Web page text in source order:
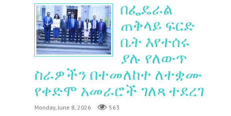
በፌዴራል
ጠቅላይ ፍርድ
ቤት እየተሰሩ
ያሉ የለውጥ
ስራዎችን በተመለከተ ለተቋሙ
የቀድሞ አመራሮች ገለጻ ተደረገ
Monday, June 8, 2026 563